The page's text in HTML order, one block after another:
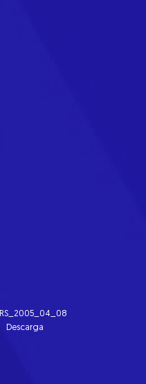
RS_2005_04_08
Descarga